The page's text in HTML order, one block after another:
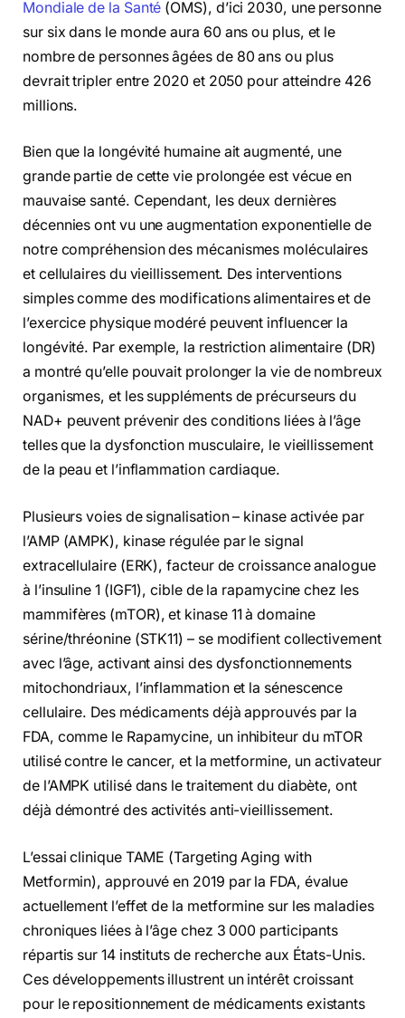
Mondiale de la Santé (OMS), d’ici 2030, une personne
sur six dans le monde aura 60 ans ou plus, et le
nombre de personnes âgées de 80 ans ou plus
devrait tripler entre 2020 et 2050 pour atteindre 426
millions.
Bien que la longévité humaine ait augmenté, une
grande partie de cette vie prolongée est vécue en
mauvaise santé. Cependant, les deux dernières
décennies ont vu une augmentation exponentielle de
notre compréhension des mécanismes moléculaires
et cellulaires du vieillissement. Des interventions
simples comme des modifications alimentaires et de
l’exercice physique modéré peuvent influencer la
longévité. Par exemple, la restriction alimentaire (DR)
a montré qu’elle pouvait prolonger la vie de nombreux
organismes, et les suppléments de précurseurs du
NAD+ peuvent prévenir des conditions liées à l’âge
telles que la dysfonction musculaire, le vieillissement
de la peau et l’inflammation cardiaque.
Plusieurs voies de signalisation – kinase activée par
l’AMP (AMPK), kinase régulée par le signal
extracellulaire (ERK), facteur de croissance analogue
à l’insuline 1 (IGF1), cible de la rapamycine chez les
mammifères (mTOR), et kinase 11 à domaine
sérine/thréonine (STK11) – se modifient collectivement
avec l’âge, activant ainsi des dysfonctionnements
mitochondriaux, l’inflammation et la sénescence
cellulaire. Des médicaments déjà approuvés par la
FDA, comme le Rapamycine, un inhibiteur du mTOR
utilisé contre le cancer, et la metformine, un activateur
de l’AMPK utilisé dans le traitement du diabète, ont
déjà démontré des activités anti-vieillissement.
L’essai clinique TAME (Targeting Aging with
Metformin), approuvé en 2019 par la FDA, évalue
actuellement l’effet de la metformine sur les maladies
chroniques liées à l’âge chez 3 000 participants
répartis sur 14 instituts de recherche aux États-Unis.
Ces développements illustrent un intérêt croissant
pour le repositionnement de médicaments existants